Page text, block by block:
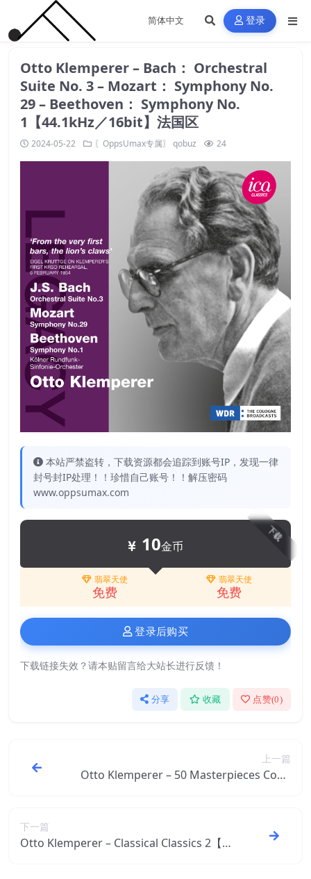
登录
Otto Klemperer – Bach： Orchestral
Suite No. 3 – Mozart： Symphony No.
29 – Beethoven： Symphony No.
1【44.1kHz／16bit】法国区
2024-05-22 〖OppsUmax专属〗 qobuz 24
本站严禁盗转，下载资源都会追踪到账号IP，发现一律
封号封IP处理！！珍惜自己账号！！解压密码
www.oppsumax.com
下载
10金币
翡翠天使
免费
翡翠天使
免费
登录后购买
下载链接失效？请本贴留言给大站长进行反馈！
分享 收藏 点赞(0)
上一篇
Otto Klemperer – 50 Masterpieces Cond
下一篇
Otto Klemperer – Classical Classics 2【4